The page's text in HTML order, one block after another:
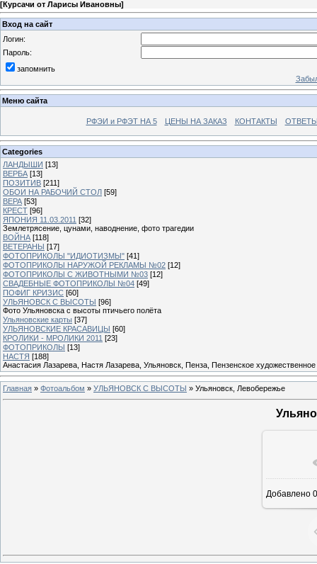
[Курсачи от Ларисы Ивановны]
Вход на сайт
Логин:
Пароль:
запомнить
Меню сайта
РФЭИ и РФЭТ НА 5 ЦЕНЫ НА ЗАКАЗ КОНТАКТЫ
Categories
ЛАНДЫШИ [13]
ВЕРБА [13]
ПОЗИТИВ [211]
ОБОИ НА РАБОЧИЙ СТОЛ [59]
ВЕРА [53]
КРЕСТ [96]
ЯПОНИЯ 11.03.2011 [32]
Землетрясение, цунами, наводнение, фото трагедии
ВОЙНА [118]
ВЕТЕРАНЫ [17]
ФОТОПРИКОЛЫ "ИДИОТИЗМЫ" [41]
ФОТОПРИКОЛЫ НАРУЖОЙ РЕКЛАМЫ №02 [12]
ФОТОПРИКОЛЫ С ЖИВОТНЫМИ №03 [12]
СВАДЕБНЫЕ ФОТОПРИКОЛЫ №04 [49]
ПОФИГ КРИЗИС [60]
УЛЬЯНОВСК С ВЫСОТЫ [96]
Фото Ульяновска с высоты птичьего полёта
Ульяновские карты [37]
УЛЬЯНОВСКИЕ КРАСАВИЦЫ [60]
КРОЛИКИ - МРОЛИКИ 2011 [23]
ФОТОПРИКОЛЫ [13]
НАСТЯ [188]
Анастасия Лазарева, Настя Лазарева, Ульяновск, Пенза, Пензенское
Главная » Фотоальбом » УЛЬЯНОВСК С ВЫСОТЫ » Ульяновск, Левобережье
В
Добавлено